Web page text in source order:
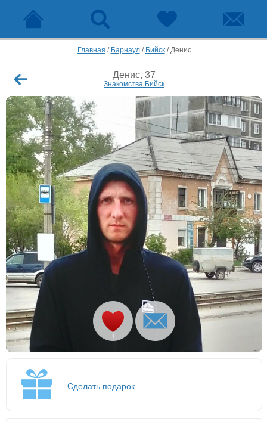
Главная / Барнаул/ Бийск/Денис
Денис, 37
Знакомства Бийск
Сделать подарок